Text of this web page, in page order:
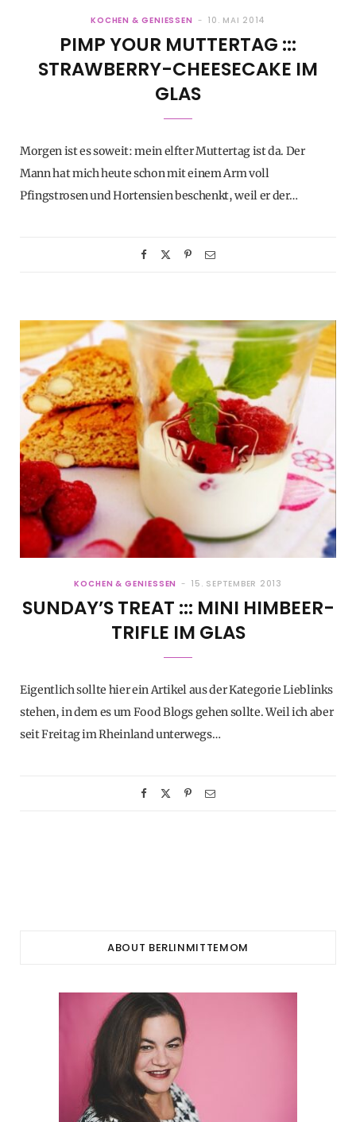
KOCHEN & GENIESSEN 10. MAI 2014
PIMP YOUR MUTTERTAG :::
STRAWBERRY-CHEESECAKE IM
GLAS
Morgen ist es soweit: mein elfter Muttertag ist da. Der
Mann hat mich heute schon mit einem Arm voll
Pfingstrosen und Hortensien beschenkt, weil er der…
KOCHEN & GENIESSEN 15. SEPTEMBER 2013
SUNDAY’S TREAT ::: MINI HIMBEER-
TRIFLE IM GLAS
Eigentlich sollte hier ein Artikel aus der Kategorie Lieblinks
stehen, in dem es um Food Blogs gehen sollte. Weil ich aber
seit Freitag im Rheinland unterwegs…
ABOUT BERLINMITTEMOM